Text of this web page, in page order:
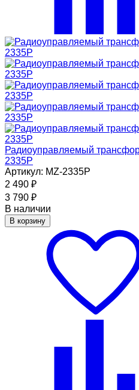
Радиоуправляемый
2335P
Артикул: MZ-2335P
2 490 ₽
3 790 ₽
В наличии
В корзину